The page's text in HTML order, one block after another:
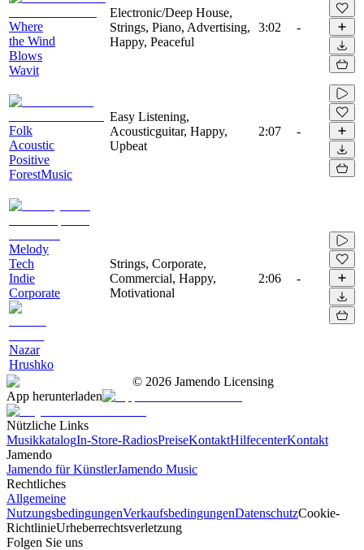
Where
the Wind
Blows
Wavit
Electronic/Deep House,
Strings, Piano, Advertising,
Happy, Peaceful
3:02 -
Folk
Acoustic
Positive
ForestMusic
Easy Listening,
Acousticguitar, Happy,
Upbeat
2:07 -
Melody
Tech
Indie
Corporate
Nazar
Hrushko
Strings, Corporate,
Commercial, Happy,
Motivational
2:06 -
© 2026 Jamendo Licensing
App herunterladen
Nützliche Links
MusikkatalogIn-Store-RadiosPreiseKontaktHilfecenterKontakt
Jamendo
Jamendo für KünstlerJamendo Music
Rechtliches
Allgemeine
NutzungsbedingungenVerkaufsbedingungenDatenschutzCookie-
RichtlinieUrheberrechtsverletzung
Folgen Sie uns